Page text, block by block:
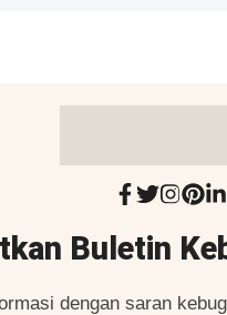
Buletin
dengan saran